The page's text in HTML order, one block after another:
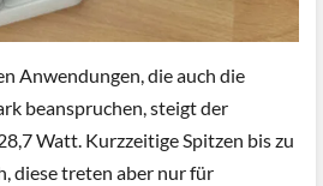
Anwendungen, die auch die
beanspruchen, steigt der
Watt. Kurzzeitige Spitzen bis zu
diese treten aber nur für